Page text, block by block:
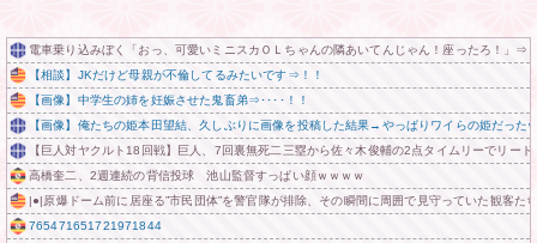
電車乗り込みぼく「おっ、可愛いミニスカＯＬちゃんの隣あいてんじゃん！座ったろ！」⇒
【相談】JKだけど母親が不倫してるみたいです⇒！！
【画像】中学生の姉を妊娠させた鬼畜弟⇒････！！
【画像】俺たちの姫本田望結、久しぶりに画像を投稿した結果→やっぱりワイらの姫だった
【巨人対ヤクルト18回戦】巨人、7回裏無死二三塁から佐々木俊輔の2点タイムリーでリー
高橋奎二、2週連続の背信投球 池山監督すっぱい顔ｗｗｗｗ
|●|原爆ドーム前に居座る”市民団体”を警官隊が排除、その瞬間に周囲で見守っていた観客
765471651721971844